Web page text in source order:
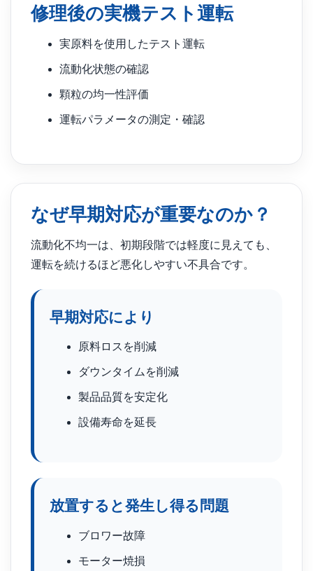
修理後の実機テスト運転
実原料を使用したテスト運転
流動化状態の確認
顆粒の均一性評価
運転パラメータの測定・確認
なぜ早期対応が重要なのか？
流動化不均一は、初期段階では軽度に見えても、
運転を続けるほど悪化しやすい不具合です。
早期対応により
原料ロスを削減
ダウンタイムを削減
製品品質を安定化
設備寿命を延長
放置すると発生し得る問題
ブロワー故障
モーター焼損